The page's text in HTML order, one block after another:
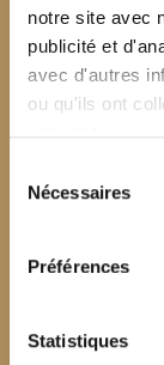
notre site avec
publicité et
avec d'autres
ou qu'ils ont
Nécessaires
Préférences
Statistiques